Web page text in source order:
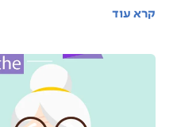
קרא עוד